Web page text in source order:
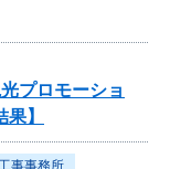
プロモーショ
】
事事務所